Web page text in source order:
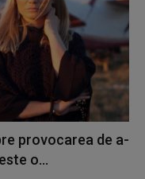
provocarea de a-
o...